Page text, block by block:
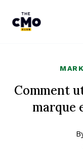
Comment
marque